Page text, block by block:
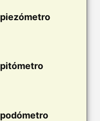
piezómetro
pitómetro
podómetro